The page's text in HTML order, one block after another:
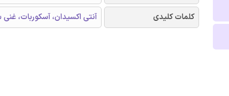
کلمات کلیدی
آنتی اکسیدان، آسکوربات،